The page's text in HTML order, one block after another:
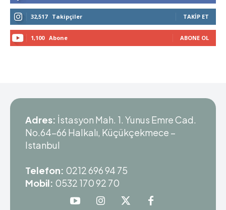
32,517 Takipçiler TAKIP ET
1,100 Abone ABONE OL
Adres: İstasyon Mah. 1. Yunus Emre Cad.
No.64-66 Halkalı, Küçükçekmece –
Istanbul
Telefon: 0212 696 94 75
Mobil: 0532 170 92 70